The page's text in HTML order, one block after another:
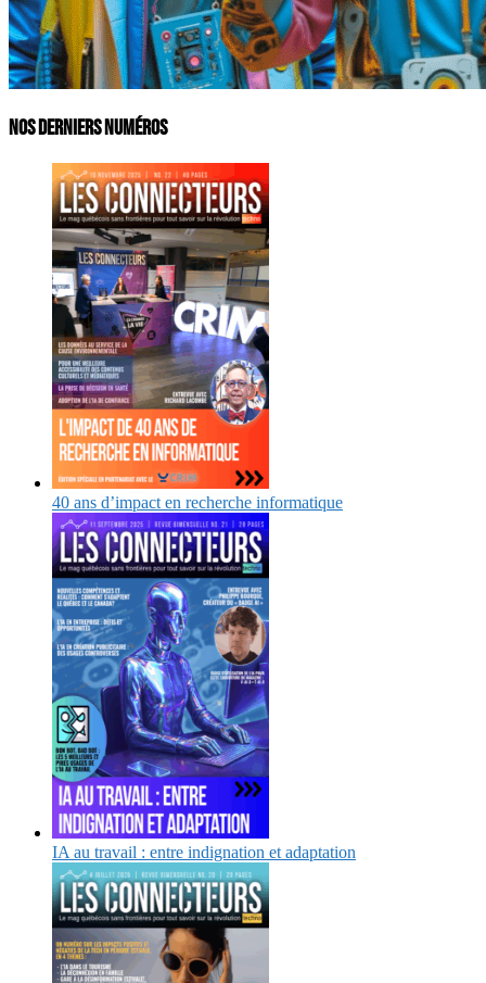
Nos derniers numéros
40 ans d’impact en recherche informatique
IA au travail : entre indignation et adaptation